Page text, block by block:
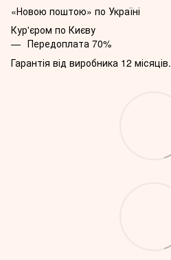
«Новою поштою» по Україні
Кур'єром по Києву
Передоплата 70%
Гарантія від виробника 12 місяців.